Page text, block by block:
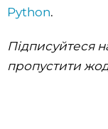
Python.
Підписуйтеся
пропустити